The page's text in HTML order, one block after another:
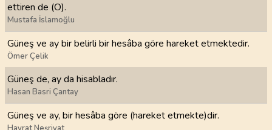
ettiren de (O).
Mustafa İslamoğlu
Güneş ve ay bir belirli bir hesâba göre hareket etmektedir.
Ömer Çelik
Güneş de, ay da hisabladır.
Hasan Basri Çantay
Güneş ve ay, bir hesâba göre (hareket etmekte)dir.